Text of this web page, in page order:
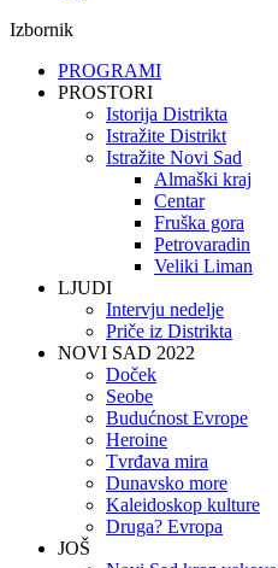
Izbornik
PROGRAMI
PROSTORI
Istorija Distrikta
Istražite Distrikt
Istražite Novi Sad
Almaški kraj
Centar
Fruška gora
Petrovaradin
Veliki Liman
LJUDI
Intervju nedelje
Priče iz Distrikta
NOVI SAD 2022
Doček
Seobe
Budućnost Evrope
Heroine
Tvrđava mira
Dunavsko more
Kaleidoskop kulture
Druga? Evropa
JOŠ